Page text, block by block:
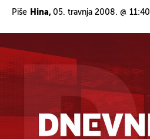
Piše Hina, 05. travnja 2008. @ 11:40